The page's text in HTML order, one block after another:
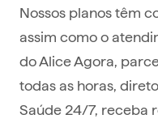
Nossos planos têm
assim como o
do Alice Agora,
todas as horas,
Saúde 24/7, receba